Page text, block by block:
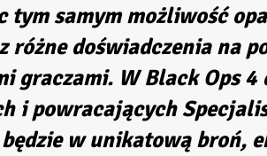
tym samym możliwość
różne doświadczenia na
graczami. W Black Ops 4
i powracających
w unikatową broń,